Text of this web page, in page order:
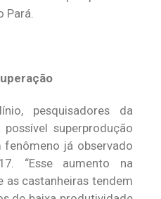
Pará.
pesquisadores da
superprodução
fenômeno já observado
“Esse aumento na
as castanheiras tendem